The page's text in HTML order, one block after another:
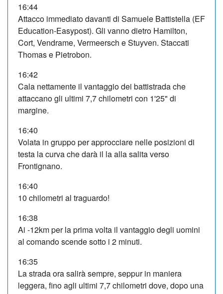
16:44
Attacco immediato davanti di Samuele Battistella (EF
Education-Easypost). Gli vanno dietro Hamilton,
Cort, Vendrame, Vermeersch e Stuyven. Staccati
Thomas e Pietrobon.
16:42
Cala nettamente il vantaggio dei battistrada che
attaccano gli ultimi 7,7 chilometri con 1'25" di
margine.
16:40
Volata in gruppo per approcciare nelle posizioni di
testa la curva che darà il la alla salita verso
Frontignano.
16:40
10 chilometri al traguardo!
16:38
Ai -12km per la prima volta il vantaggio degli uomini
al comando scende sotto i 2 minuti.
16:35
La strada ora salirà sempre, seppur in maniera
leggera, fino agli ultimi 7,7 chilometri dove, dopo una